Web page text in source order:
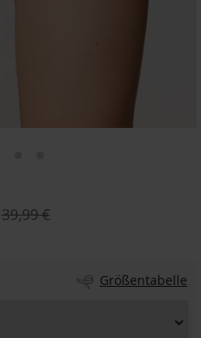
39,99 €
Größentabelle